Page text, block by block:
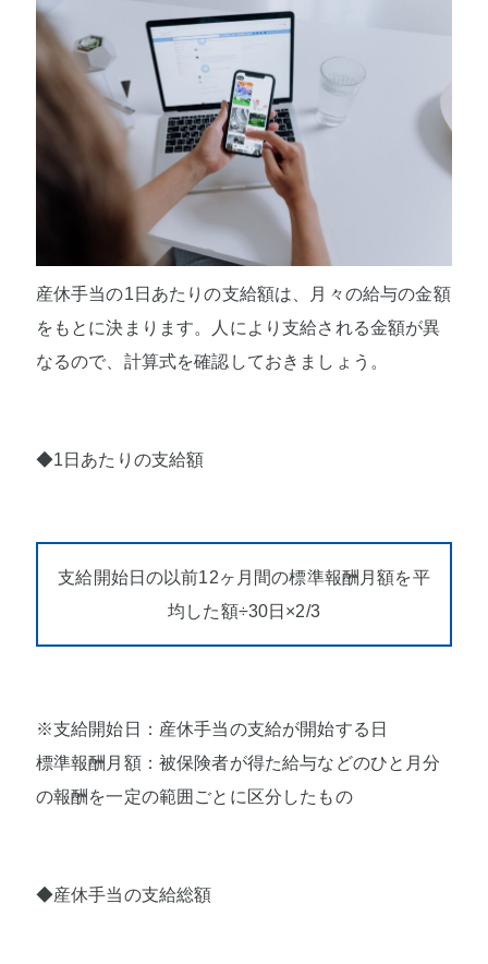
産休手当の1日あたりの支給額は、月々の給与の金額
をもとに決まります。人により支給される金額が異
なるので、計算式を確認しておきましょう。
◆1日あたりの支給額
支給開始日の以前12ヶ月間の標準報酬月額を平
均した額÷30日×2/3
※支給開始日：産休手当の支給が開始する日
標準報酬月額：被保険者が得た給与などのひと月分
の報酬を一定の範囲ごとに区分したもの
◆産休手当の支給総額